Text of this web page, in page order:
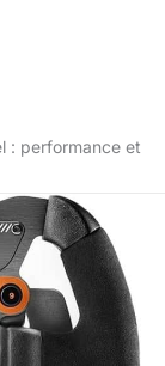
: performance et